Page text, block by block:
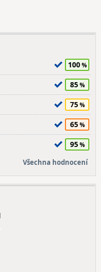
100
85
75
65
95
Všechna hodnocení